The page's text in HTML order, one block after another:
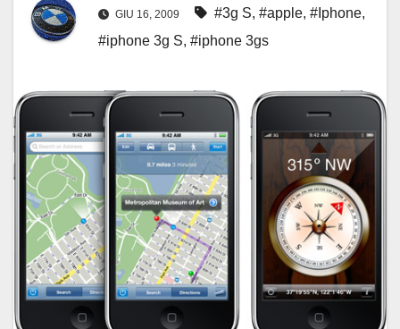
GIU 16, 2009 #3g S, #apple, #Iphone,
#iphone 3g S, #iphone 3gs